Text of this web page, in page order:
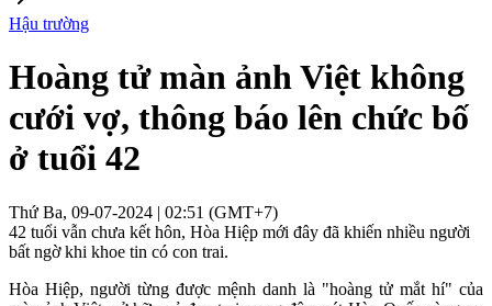
Hậu trường
Hoàng tử màn ảnh Việt không
cưới vợ, thông báo lên chức bố
ở tuổi 42
Thứ Ba, 09-07-2024 | 02:51 (GMT+7)
42 tuổi vẫn chưa kết hôn, Hòa Hiệp mới đây đã khiến nhiều người
bất ngờ khi khoe tin có con trai.
Hòa Hiệp, người từng được mệnh danh là "hoàng tử mắt hí" của